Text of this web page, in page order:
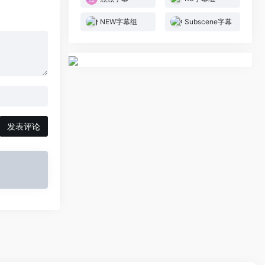
发表评论
NEW字幕组 Subscene字幕